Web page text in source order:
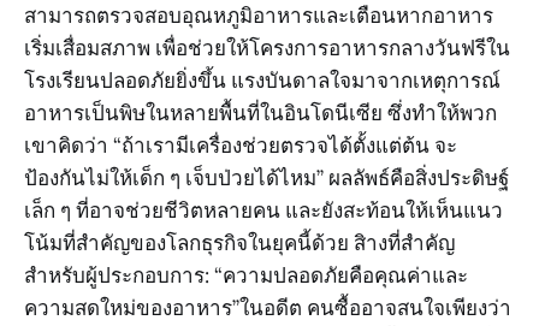
สามารถตรวจสอบอุณหภูมิอาหารและเตือนหากอาหาร
เริ่มเสื่อมสภาพ เพื่อช่วยให้โครงการอาหารกลางวันฟรีใน
โรงเรียนปลอดภัยยิ่งขึ้น แรงบันดาลใจมาจากเหตุการณ์
อาหารเป็นพิษในหลายพื้นที่ในอินโดนีเซีย ซึ่งทำให้พวก
เขาคิดว่า “ถ้าเรามีเครื่องช่วยตรวจได้ตั้งแต่ต้น จะ
ป้องกันไม่ให้เด็ก ๆ เจ็บป่วยได้ไหม” ผลลัพธ์คือสิ่งประดิษฐ์
เล็ก ๆ ที่อาจช่วยชีวิตหลายคน และยังสะท้อนให้เห็นแนว
โน้มที่สำคัญของโลกธุรกิจในยุคนี้ด้วย สิางที่สำคัญ
สำหรับผู้ประกอบการ: “ความปลอดภัยคือคุณค่าและ
ความสดใหม่ของอาหาร”ในอดีต คนซื้ออาจสนใจเพียงว่า